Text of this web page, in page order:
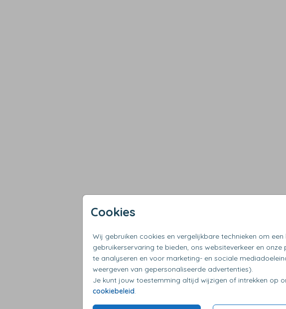
Cookies
Wij gebruiken cookies en vergelijkbare technieken om een
gebruikerservaring te bieden, ons websiteverkeer en onze
te analyseren en voor marketing- en sociale
weergeven van gepersonaliseerde advertenties).
Je kunt jouw toestemming altijd wijzigen of intrekken op
cookiebeleid